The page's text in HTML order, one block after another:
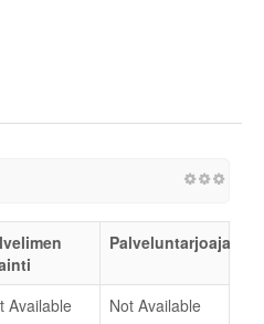
Palveluntarjoaja
Available Not Available